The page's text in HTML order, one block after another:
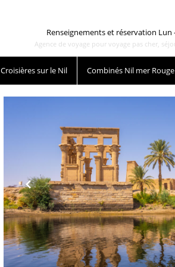
Renseignements et réservation Lun
Agence de voyage pour voyage pas cher,
Croisières sur le Nil Combinés Nil mer Rouge